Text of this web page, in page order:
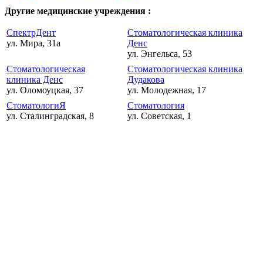
Другие медицинские учреждения :
СпектрДент
ул. Мира, 31а
Стоматологическая клиника
Денс
ул. Энгельса, 53
Стоматологическая
клиника Денс
ул. Оломоуцкая, 37
Стоматологическая клиника
Дудакова
ул. Молодежная, 17
СтоматологиЯ
ул. Сталинградская, 8
Стоматология
ул. Советская, 1